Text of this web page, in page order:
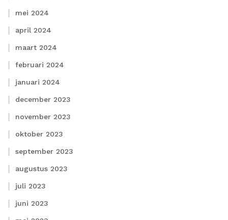
mei 2024
april 2024
maart 2024
februari 2024
januari 2024
december 2023
november 2023
oktober 2023
september 2023
augustus 2023
juli 2023
juni 2023